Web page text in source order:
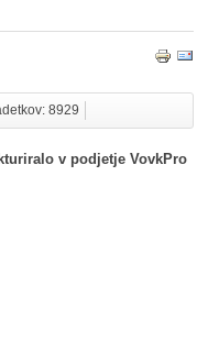
8929
v podjetje VovkPro